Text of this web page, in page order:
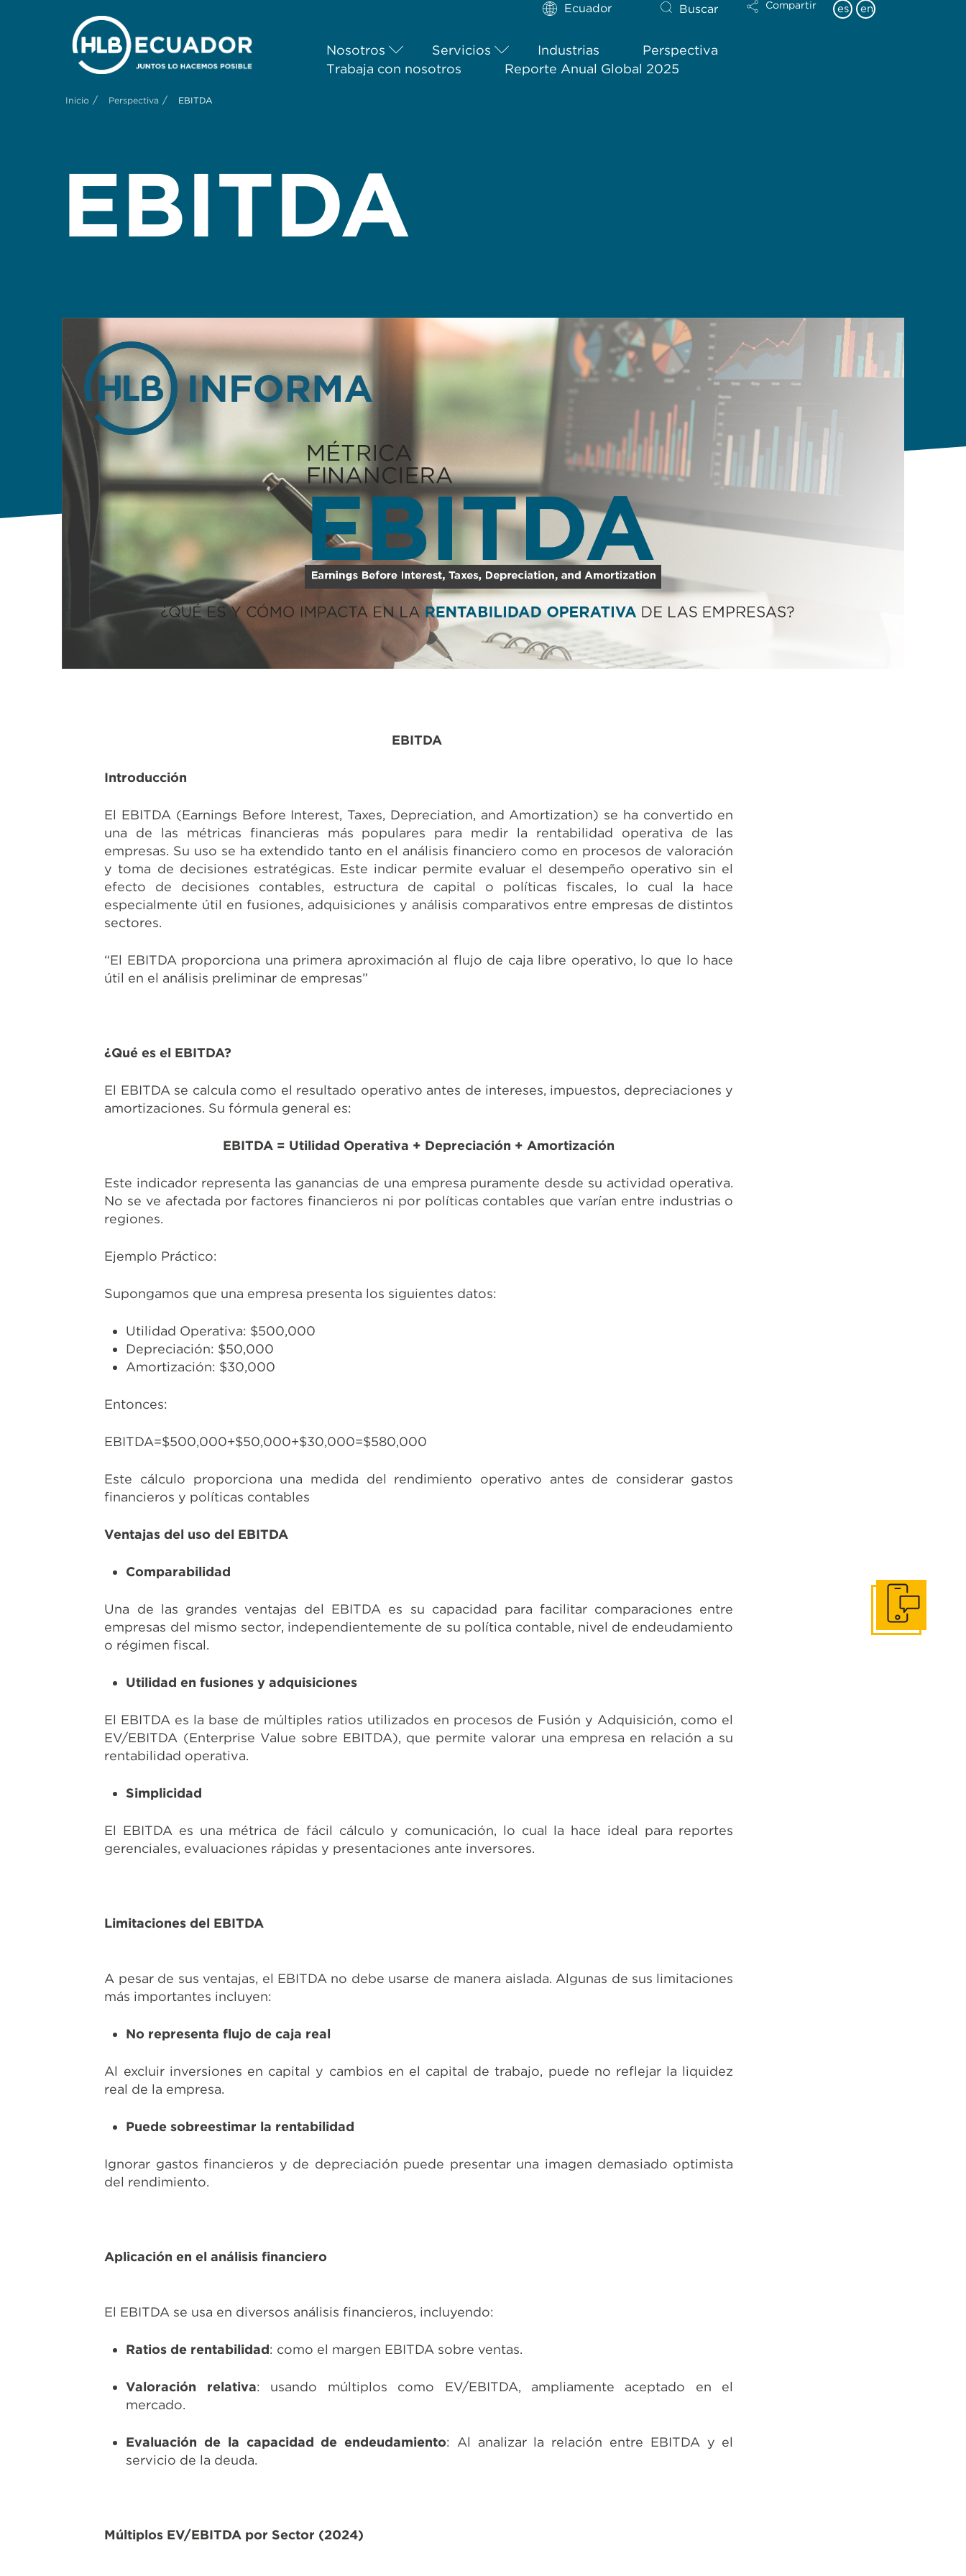
Ecuador Buscar Compartir es en
Nosotros Servicios Industrias
Perspectiva
Trabaja con nosotros
Reporte Anual Global 2025
Inicio / Perspectiva / EBITDA
EBITDA
EBITDA
Introducción
El EBITDA (Earnings Before Interest, Taxes, Depreciation, and Amortization) se ha convertido en
una de las métricas financieras más populares para medir la rentabilidad operativa de las
empresas. Su uso se ha extendido tanto en el análisis financiero como en procesos de valoración
y toma de decisiones estratégicas. Este indicar permite evaluar el desempeño operativo sin el
efecto de decisiones contables, estructura de capital o políticas fiscales, lo cual la hace
especialmente útil en fusiones, adquisiciones y análisis comparativos entre empresas de distintos
sectores.
“El EBITDA proporciona una primera aproximación al flujo de caja libre operativo, lo que lo hace
útil en el análisis preliminar de empresas”
¿Qué es el EBITDA?
El EBITDA se calcula como el resultado operativo antes de intereses, impuestos, depreciaciones y
amortizaciones. Su fórmula general es:
EBITDA = Utilidad Operativa + Depreciación + Amortización
Este indicador representa las ganancias de una empresa puramente desde su actividad operativa.
No se ve afectada por factores financieros ni por políticas contables que varían entre industrias o
regiones.
Ejemplo Práctico:
Supongamos que una empresa presenta los siguientes datos:
Utilidad Operativa: $500,000
Depreciación: $50,000
Amortización: $30,000
Entonces:
EBITDA=$500,000+$50,000+$30,000=$580,000
Este cálculo proporciona una medida del rendimiento operativo antes de considerar gastos
financieros y políticas contables
Ventajas del uso del EBITDA
Comparabilidad
Una de las grandes ventajas del EBITDA es su capacidad para facilitar comparaciones entre
empresas del mismo sector, independientemente de su política contable, nivel de endeudamiento
o régimen fiscal.
Utilidad en fusiones y adquisiciones
El EBITDA es la base de múltiples ratios utilizados en procesos de Fusión y Adquisición, como el
EV/EBITDA (Enterprise Value sobre EBITDA), que permite valorar una empresa en relación a su
rentabilidad operativa.
Simplicidad
El EBITDA es una métrica de fácil cálculo y comunicación, lo cual la hace ideal para reportes
gerenciales, evaluaciones rápidas y presentaciones ante inversores.
Limitaciones del EBITDA
A pesar de sus ventajas, el EBITDA no debe usarse de manera aislada. Algunas de sus limitaciones
más importantes incluyen:
No representa flujo de caja real
Al excluir inversiones en capital y cambios en el capital de trabajo, puede no reflejar la liquidez
real de la empresa.
Puede sobreestimar la rentabilidad
Ignorar gastos financieros y de depreciación puede presentar una imagen demasiado optimista
del rendimiento.
Aplicación en el análisis financiero
El EBITDA se usa en diversos análisis financieros, incluyendo:
Ratios de rentabilidad: como el margen EBITDA sobre ventas.
Valoración relativa: usando múltiplos como EV/EBITDA, ampliamente aceptado en el
mercado.
Evaluación de la capacidad de endeudamiento: Al analizar la relación entre EBITDA y el
servicio de la deuda.
Múltiplos EV/EBITDA por Sector (2024)
Contáctanos